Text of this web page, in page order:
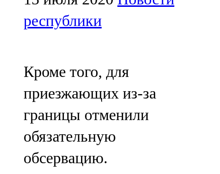
107,9 FM
Лениногорский
Мамадыш
106,2 FM
Минзәлә
107,3 FM
Мөслим
республики
Кроме того, для
приезжающих из-за
границы отменили
обязательную
обсервацию.